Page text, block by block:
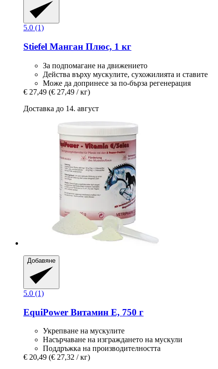
5.0 (1)
Stiefel Манган Плюс, 1 кг
За подпомагане на движението
Действа върху мускулите, сухожилията и ставите
Може да допринесе за по-бърза регенерация
€ 27,49 (€ 27,49 / кг)
Доставка до 14. август
Добавяне
5.0 (1)
EquiPower Витамин Е, 750 г
Укрепване на мускулите
Насърчаване на изграждането на мускули
Поддръжка на производителността
€ 20,49 (€ 27,32 / кг)